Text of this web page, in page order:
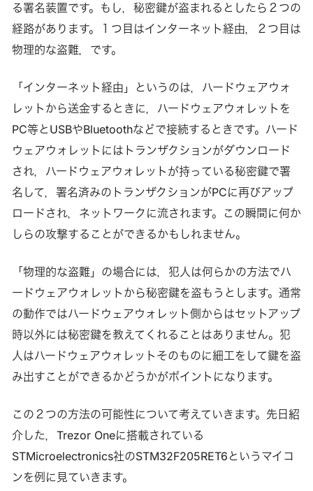
る署名装置です。もし，秘密鍵が盗まれるとしたら２つの
経路があります。１つ目はインターネット経由，２つ目は
物理的な盗難，です。
「インターネット経由」というのは，ハードウェアウォ
レットから送金するときに，ハードウェアウォレットを
PC等とUSBやBluetoothなどで接続するときです。ハード
ウェアウォレットにはトランザクションがダウンロード
され，ハードウェアウォレットが持っている秘密鍵で署
名して，署名済みのトランザクションがPCに再びアップ
ロードされ，ネットワークに流されます。この瞬間に何か
しらの攻撃することができるかもしれません。
「物理的な盗難」の場合には，犯人は何らかの方法でハ
ードウェアウォレットから秘密鍵を盗もうとします。通常
の動作ではハードウェアウォレット側からはセットアップ
時以外には秘密鍵を教えてくれることはありません。犯
人はハードウェアウォレットそのものに細工をして鍵を盗
み出すことができるかどうかがポイントになります。
この２つの方法の可能性について考えていきます。先日紹
介した，Trezor Oneに搭載されている
STMicroelectronics社のSTM32F205RET6というマイコ
ンを例に見ていきます。